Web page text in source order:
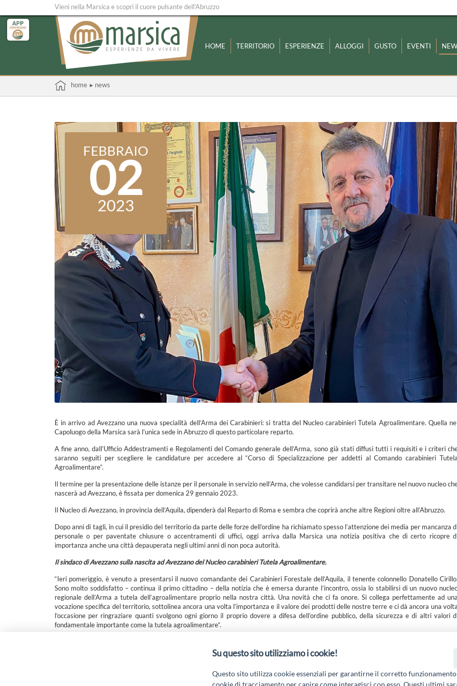
Vieni nella Marsica e scopri il cuore pulsante dell'Abruzzo
HOME TERRITORIO ESPERIENZE ALLOGGI GUSTO EVENTI
home ▸ news
FEBBRAIO
02
2023
È in arrivo ad Avezzano una nuova specialità dell’Arma dei Carabinieri: si tratta del Nucleo carabinieri Tutela Agroalimentare. Quella
Capoluogo della Marsica sarà l’unica sede in Abruzzo di questo particolare reparto.
A fine anno, dall’Ufficio Addestramenti e Regolamenti del Comando generale dell’Arma, sono già stati diffusi tutti i requisiti e i criteri
saranno seguiti per scegliere le candidature per accedere al “Corso di Specializzazione per addetti al Comando carabinieri
Agroalimentare”.
Il termine per la presentazione delle istanze per il personale in servizio nell’Arma, che volesse candidarsi per transitare nel nuovo nucleo
nascerà ad Avezzano, è fissata per domenica 29 gennaio 2023.
Il Nucleo di Avezzano, in provincia dell’Aquila, dipenderà dal Reparto di Roma e sembra che coprirà anche altre Regioni oltre all’Abruzzo.
Dopo anni di tagli, in cui il presidio del territorio da parte delle forze dell’ordine ha richiamato spesso l’attenzione dei media per mancanza
personale o per paventate chiusure o accentramenti di uffici, oggi arriva dalla Marsica una notizia positiva che di certo ricopre
importanza anche una città depauperata negli ultimi anni di non poca autorità.
Il sindaco di Avezzano sulla nascita ad Avezzano del Nucleo carabinieri Tutela Agroalimentare.
“Ieri pomeriggio, è venuto a presentarsi il nuovo comandante dei Carabinieri Forestale dell’Aquila, il tenente colonnello Donatello
Sono molto soddisfatto – continua il primo cittadino – della notizia che è emersa durante l’incontro, ossia lo stabilirsi di un nuovo
regionale dell’Arma a tutela dell’agroalimentare proprio nella nostra città. Una novità che ci fa onore. Si collega perfettamente ad
vocazione specifica del territorio, sottolinea ancora una volta l’importanza e il valore dei prodotti delle nostre terre e ci dà ancora una
l’occasione per ringraziare quanti svolgono ogni giorno il proprio dovere a difesa dell’ordine pubblico, della sicurezza e di altri valori
fondamentale importante come la tutela agroalimentare”.
19.2.1.MA3.18 – Progetto “Innovazione nel turismo per i servizi e la qualità della
Su questo sito utilizziamo i cookie!
Questo sito utilizza cookie essenziali per garantirne il corretto funzionamento